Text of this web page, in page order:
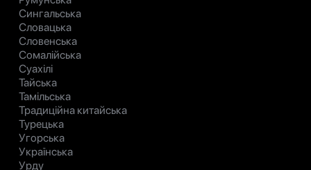
Сингальська
Словацька
Словенська
Сомалійська
Суахілі
Тайська
Тамільська
Традиційна китайська
Турецька
Угорська
Українська
Урду